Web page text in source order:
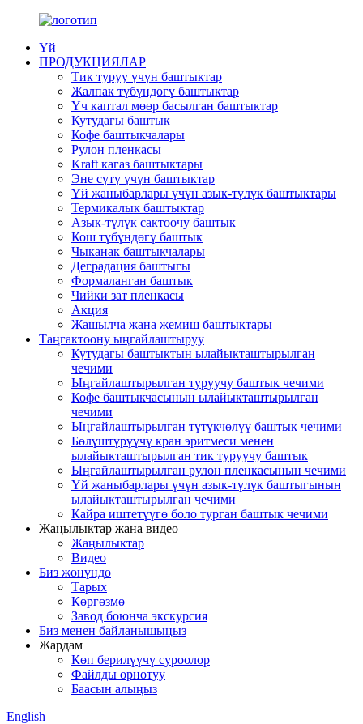
Үй
ПРОДУКЦИЯЛАР
Тик туруу үчүн баштыктар
Жалпак түбүндөгү баштыктар
Үч каптал мөөр басылган баштыктар
Кутудагы баштык
Кофе баштыкчалары
Рулон пленкасы
Kraft кагаз баштыктары
Эне сүтү үчүн баштыктар
Үй жаныбарлары үчүн азык-түлүк баштыктары
Термикалык баштыктар
Азык-түлүк сактоочу баштык
Кош түбүндөгү баштык
Чыканак баштыкчалары
Деградация баштыгы
Формаланган баштык
Чийки зат пленкасы
Акция
Жашылча жана жемиш баштыктары
Таңгактоону ыңгайлаштыруу
Кутудагы баштыктын ылайыкташтырылган
чечими
Ыңгайлаштырылган туруучу баштык чечими
Кофе баштыкчасынын ылайыкташтырылган
чечими
Ыңгайлаштырылган түтүкчөлүү баштык чечими
Бөлүштүрүүчү кран эритмеси менен
ылайыкташтырылган тик туруучу баштык
Ыңгайлаштырылган рулон пленкасынын чечими
Үй жаныбарлары үчүн азык-түлүк баштыгынын
ылайыкташтырылган чечими
Кайра иштетүүгө боло турган баштык чечими
Жаңылыктар жана видео
Жаңылыктар
Видео
Биз жөнүндө
Тарых
Көргөзмө
Завод боюнча экскурсия
Биз менен байланышыңыз
Жардам
Көп берилүүчү суроолор
Файлды орнотуу
Баасын алыңыз
English